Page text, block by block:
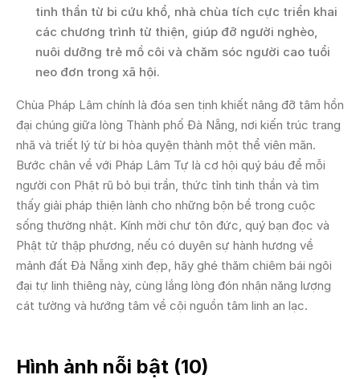
tinh thần từ bi cứu khổ, nhà chùa tích cực triển khai
các chương trình từ thiện, giúp đỡ người nghèo,
nuôi dưỡng trẻ mồ côi và chăm sóc người cao tuổi
neo đơn trong xã hội.
Chùa Pháp Lâm chính là đóa sen tịnh khiết nâng đỡ tâm hồn
đại chúng giữa lòng Thành phố Đà Nẵng, nơi kiến trúc trang
nhã và triết lý từ bi hòa quyện thành một thể viên mãn.
Bước chân về với Pháp Lâm Tự là cơ hội quý báu để mỗi
người con Phật rũ bỏ bụi trần, thức tỉnh tinh thần và tìm
thấy giải pháp thiện lành cho những bộn bề trong cuộc
sống thường nhật. Kính mời chư tôn đức, quý bạn đọc và
Phật tử thập phương, nếu có duyên sự hành hương về
mảnh đất Đà Nẵng xinh đẹp, hãy ghé thăm chiêm bái ngôi
đại tự linh thiêng này, cùng lắng lòng đón nhận năng lượng
cát tường và hướng tâm về cội nguồn tâm linh an lạc.
Hình ảnh nỗi bật (10)